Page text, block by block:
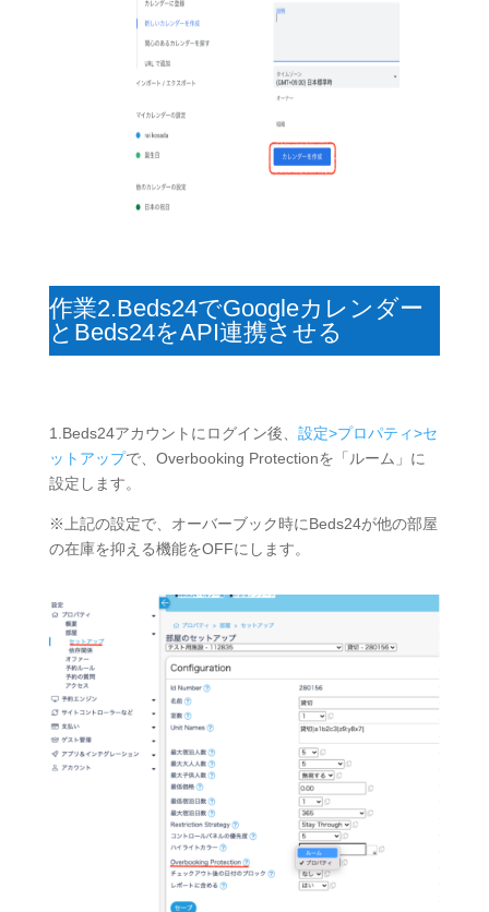
作業2.Beds24でGoogleカレンダー
とBeds24をAPI連携させる
1.Beds24アカウントにログイン後、 設定>プロパティ>セ
ットアップで、Overbooking Protectionを「ルーム」に
設定します。
※上記の設定で、オーバーブック時にBeds24が他の部屋
の在庫を抑える機能をOFFにします。